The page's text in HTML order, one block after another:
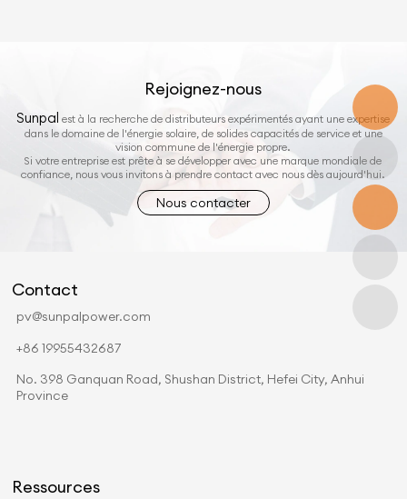
Rejoignez-nous
Sunpal est à la recherche de distributeurs expérimentés ayant une expertise
dans le domaine de l'énergie solaire, de solides capacités de service et une
vision commune de l'énergie propre.
Si votre entreprise est prête à se développer avec une marque mondiale de
confiance, nous vous invitons à prendre contact avec nous dès aujourd'hui.
Nous contacter
Contact
pv@sunpalpower.com
+86 19955432687
No. 398 Ganquan Road, Shushan District, Hefei City, Anhui
Province
Ressources